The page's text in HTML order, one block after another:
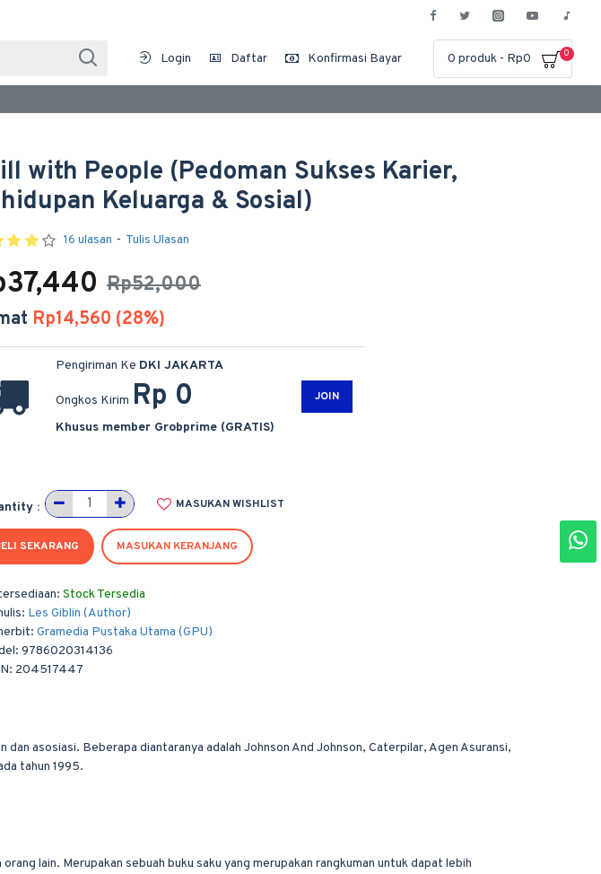
Login Daftar Konfirmasi Bayar 0 produk - Rp0 0
with People (Pedoman Sukses Karier,
Keluarga & Sosial)
Stock Tersedia
Les Giblin (Author)
Gramedia Pustaka Utama (GPU)
9786020314136
204517447
16 ulasan - Tulis Ulasan
Rp52,000
Rp14,560 (28%)
Pengiriman Ke DKI JAKARTA
Ongkos Kirim Rp 0
Khusus member Grobprime (GRATIS)
JOIN
: MASUKAN WISHLIST
SEKARANG MASUKAN KERANJANG
asosiasi. Beberapa diantaranya adalah Johnson And Johnson, Caterpilar, Agen Asuransi,
tahun 1995.
lain. Merupakan sebuah buku saku yang merupakan rangkuman untuk dapat lebih